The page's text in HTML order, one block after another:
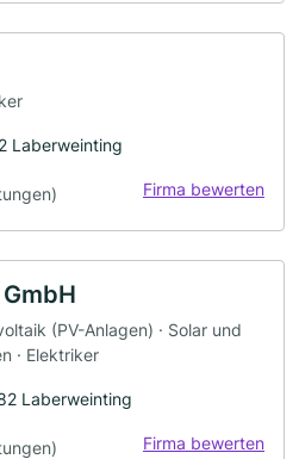
Laberweinting
Firma bewerten
(PV-Anlagen) · Solar und
· Elektriker
Laberweinting
Firma bewerten